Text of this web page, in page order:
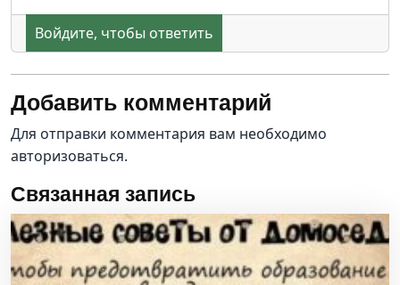
Войдите, чтобы ответить
Добавить комментарий
Для отправки комментария вам необходимо
авторизоваться.
Связанная запись